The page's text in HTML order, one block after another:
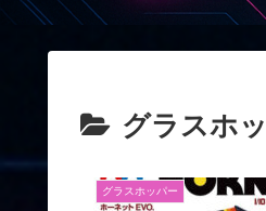
グラスホ
グラスホッパー